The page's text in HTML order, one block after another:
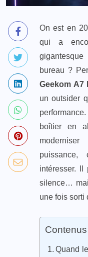
On est en
qui a
bureau ?
Geekom A7
un outsider
boîtier en
intéresser.
silence…
une fois sorti
Contenus
Quand